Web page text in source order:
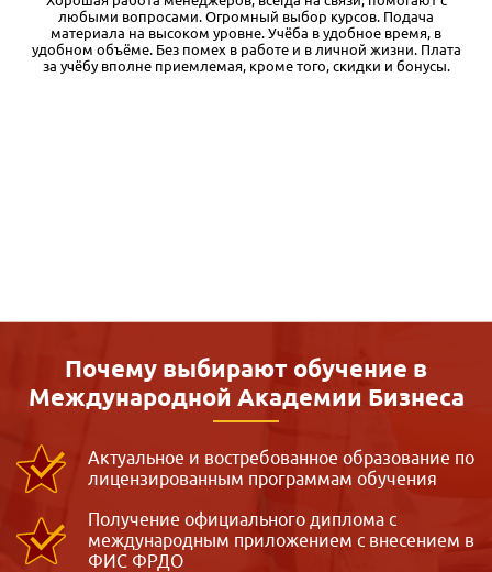
есть с чем сравнивать. Во-первых, у Международной академии
бизнеса очень качественные и основательные учебные
материалы. Кроме того, при регистрации на курс дается
бесплатный доступ к первому модулю, чего я вообще нигде не
Почему выбирают обучение в
Международной Академии Бизнеса
Актуальное и востребованное образование по
лицензированным программам обучения
Получение официального диплома с
международным приложением с внесением в
ФИС ФРДО